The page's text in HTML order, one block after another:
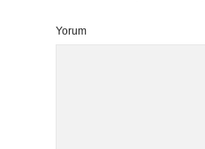
Yorum